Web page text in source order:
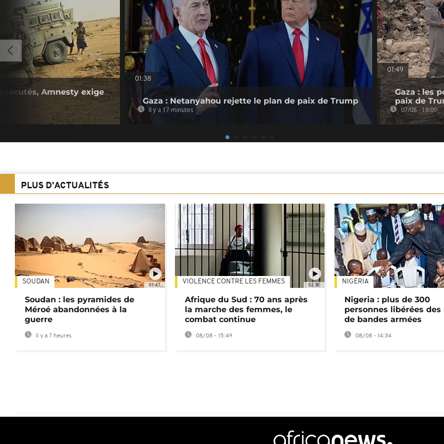
Amnesty exige
01:38
Gaza : Netanyahou rejette le plan de paix de Trump
Il y a 17 minutes
01:49
Gaza : les
paix de
07/08 - 19:09
PLUS D'ACTUALITÉS
01:47
SOUDAN
Soudan : les pyramides de
Méroé abandonnées à la
guerre
Il y a 7 heures
02:30
VIOLENCE CONTRE LES FEMMES
Afrique du Sud : 70 ans après
la marche des femmes, le
combat continue
08/08 - 15:49
NIGÉRIA
Nigeria : plus de 300
personnes libérées des
de bandes armées
08/08 - 14:34